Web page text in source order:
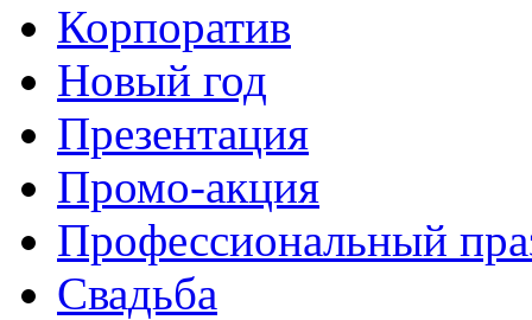
Корпоратив
Новый год
Презентация
Промо-акция
Профессиональный
Свадьба